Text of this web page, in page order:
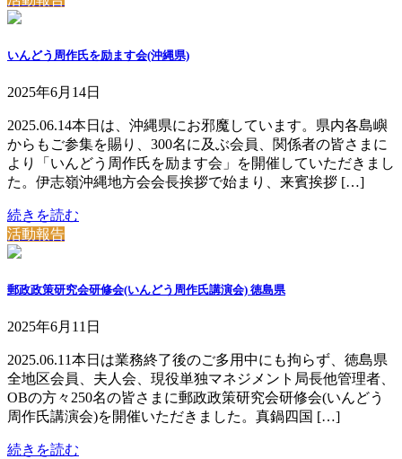
いんどう周作氏を励ます会(沖縄県)
2025年6月14日
2025.06.14本日は、沖縄県にお邪魔しています。県内各島嶼
からもご参集を賜り、300名に及ぶ会員、関係者の皆さまに
より「いんどう周作氏を励ます会」を開催していただきまし
た。伊志嶺沖縄地方会会長挨拶で始まり、来賓挨拶 […]
続きを読む
活動報告
郵政政策研究会研修会(いんどう周作氏講演会) 徳島県
2025年6月11日
2025.06.11本日は業務終了後のご多用中にも拘らず、徳島県
全地区会員、夫人会、現役単独マネジメント局長他管理者、
OBの方々250名の皆さまに郵政政策研究会研修会(いんどう
周作氏講演会)を開催いただきました。真鍋四国 […]
続きを読む